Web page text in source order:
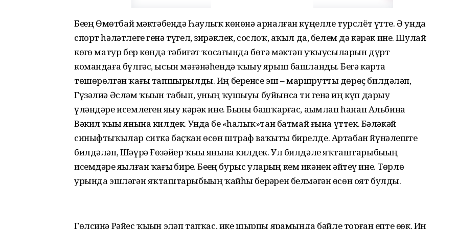
Беҙҙең Өмөтбай мәктәбендә Һаулыҡ көнөнә арналған күңелле турслёт үтте. Ә унда
спорт һәләтлеге генә түгел, зирәклек, сослоҡ, аҡыл да, белем дә кә­рәк ине. Шулай
көҙгө матур бер көн­дә тәбиғәт ҡосағында бөтә мәктәп уҡыу­сыларын дүрт
командаға бүлгәс, ысын мәғәнәһендә ҡыҙыу ярыш башлан­ды. Беҙгә карта
төшөрөлгән ҡағыҙ тап­шырылды. Иң беренсе эш – маршрут­ты дөрөҫ билдәләп,
Гүзәлиә Әсләм ҡыҙын табып, уның ҡушыуы буйынса тиҙ генә иң күп дарыу
үләндәре исемлеген яҙыу кәрәк ине. Быны баш­ҡарғас, аҙымлап һанап Альбина
Вәкил ҡыҙы янына килдек. Унда беҙ «һаҙлыҡ»тан батмай ғына үттек. Бәләкәй
синыфтыҡылар ситкә баҫҡан өсөн штраф ваҡыты бирелде. Артабан йүнәлеште
билдәләп, Шәү­рә Ғөзәйер ҡыҙы янына килдек. Ул билдәле яҡташтарыбыҙҙың
исемдә­ре яҙыл­ған ҡағыҙ бирҙе. Беҙҙең бурыс уларҙың кем икәнен әйтеү ине. Төрлө
урында эшләгән яҡташтарыбыҙҙың ҡайһы­ бер­ҙәрен белмәгән өсөн оят булды.
Гөлсинә Рәйес ҡыҙын эҙләп тапҡас, ике шырпы ярҙамында бәйле торған еп­те өҙҙөк. Иң